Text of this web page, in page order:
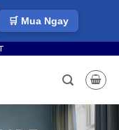
🛒 Mua Ngay